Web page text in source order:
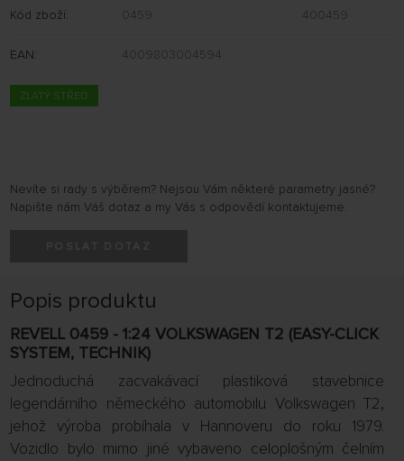
Kód zboží: 0459 400459
EAN: 4009803004594
ZLATÝ STŘED
Nevíte si rady s výběrem? Nejsou Vám některé parametry jasné?
Napište nám Váš dotaz a my Vás s odpovědí kontaktujeme.
Popis produktu
REVELL 0459 - 1:24 VOLKSWAGEN T2 (EASY-CLICK
SYSTEM, TECHNIK)
Jednoduchá zacvakávací plastiková stavebnice
legendárního německého automobilu Volkswagen T2,
jehož výroba probíhala v Hannoveru do roku 1979.
Vozidlo bylo mimo jiné vybaveno celoplošným čelním